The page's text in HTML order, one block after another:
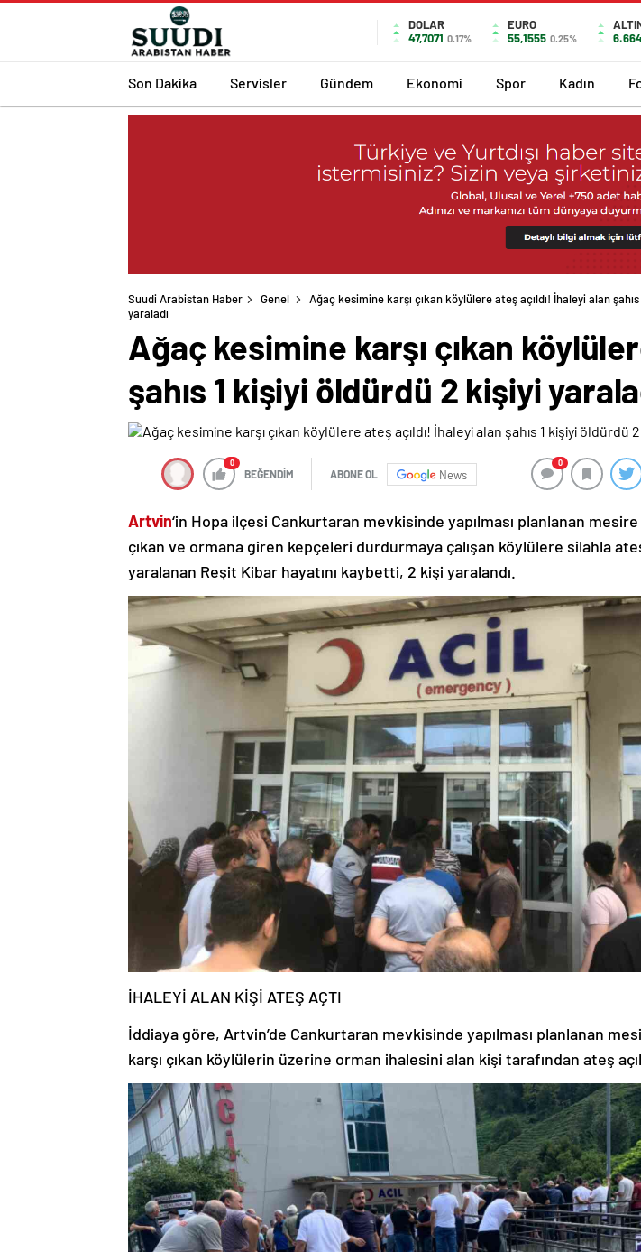
DOLAR
47,7071 0.17%
EURO
55,1555 0.25%
Son Dakika Servisler Gündem Ekonomi Spor Kadın
Suudi Arabistan Haber Genel
Ağaç kesimine karşı çıkan köylülere ateş açıldı! İhaleyi alan
yaraladı
Ağaç kesimine karşı çıkan
şahıs 1 kişiyi öldürdü 2 kişiyi
0
BEĞENDİM ABONE OL News
0
Artvin‘in Hopa ilçesi Cankurtaran mevkisinde yapılması planlanan mesire
çıkan ve ormana giren kepçeleri durdurmaya çalışan köylülere silahla ateş
yaralanan Reşit Kibar hayatını kaybetti, 2 kişi yaralandı.
İHALEYİ ALAN KİŞİ ATEŞ AÇTI
İddiaya göre, Artvin’de Cankurtaran mevkisinde yapılması planlanan
karşı çıkan köylülerin üzerine orman ihalesini alan kişi tarafından ateş